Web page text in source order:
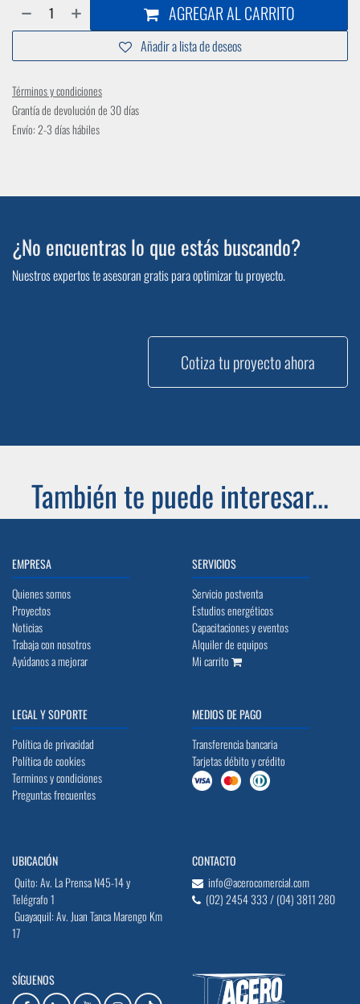
AGREGAR AL CARRITO
Añadir a lista de deseos
Términos y condiciones
Grantía de devolución de 30 días
Envío: 2-3 días hábiles
¿No encuentras lo que estás buscando?
Nuestros expertos te asesoran gratis para optimizar tu proyecto.
Cotiza tu proyecto ahora
También te puede interesar...
EMPRESA
Quienes somos
Proyectos
Noticias
Trabaja con nosotros
Ayúdanos a mejorar
SERVICIOS
Servicio postventa
Estudios energéticos
Capacitaciones y eventos
Alquiler de equipos
Mi carrito
LEGAL Y SOPORTE
Política de privacidad
Política de cookies
Terminos y condiciones
Preguntas frecuentes
MEDIOS DE PAGO
Transferencia bancaria
Tarjetas débito y crédito
UBICACIÓN
Quito: Av. La Prensa N45-14 y
Telégrafo 1
Guayaquil: Av. Juan Tanca Marengo Km
17
CONTACTO
info@acerocomercial.com
(02) 2454 333 / (04) 3811 280
SÍGUENOS